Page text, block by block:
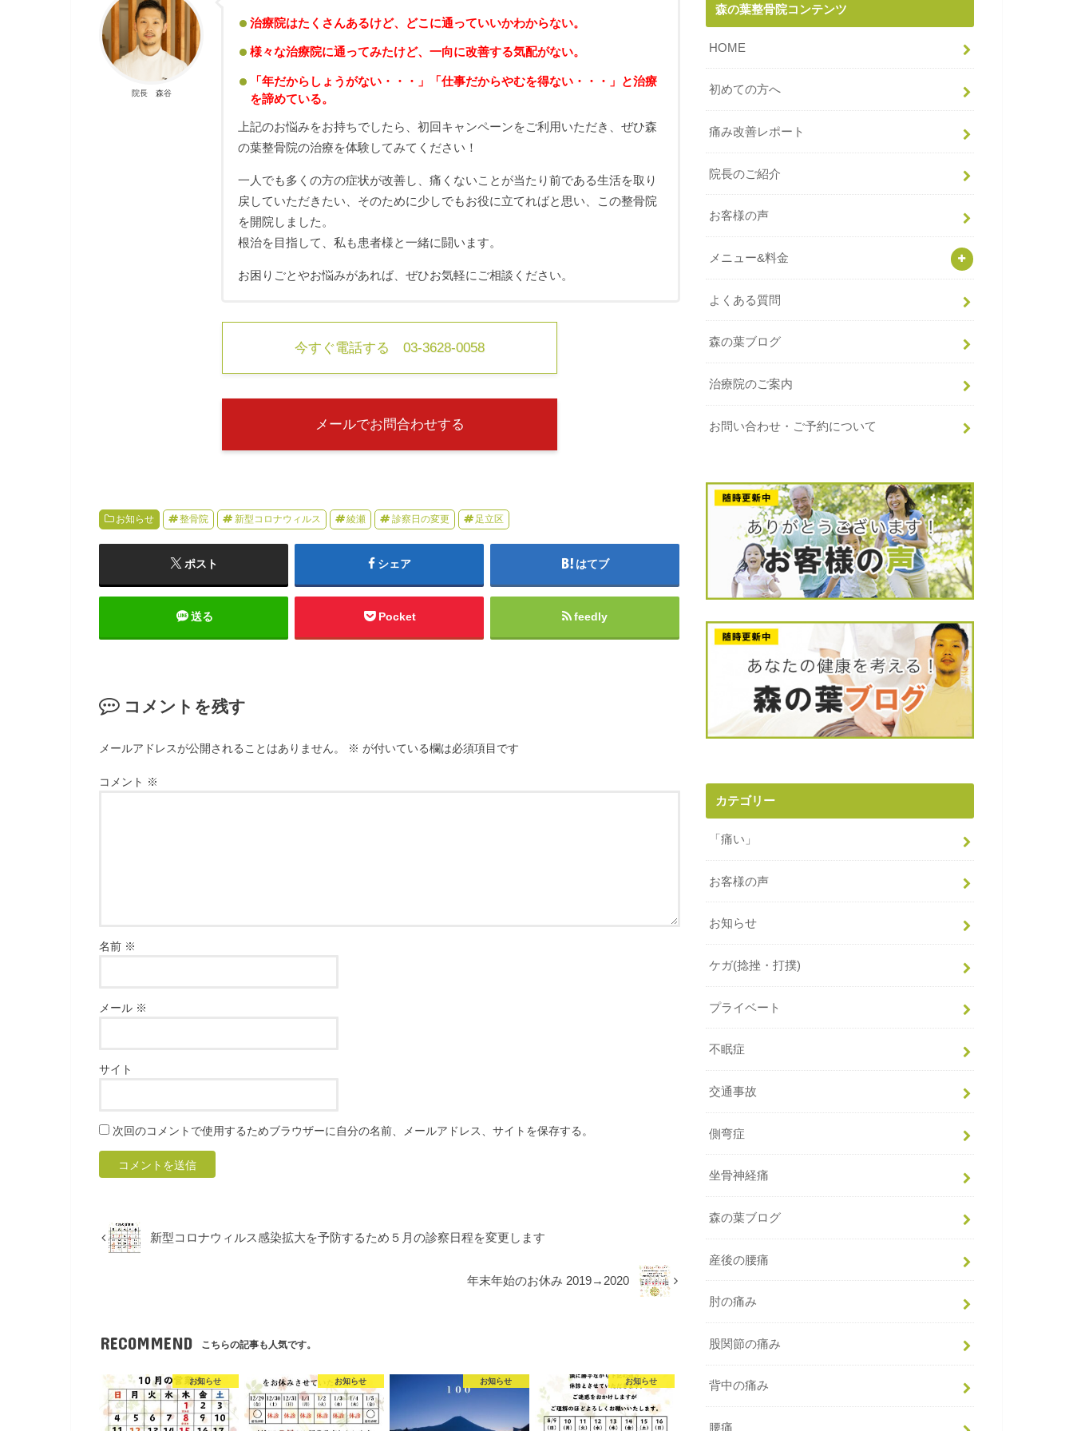
院長 森谷
治療院はたくさんあるけど、どこに通っていいかわからない。
様々な治療院に通ってみたけど、一向に改善する気配がない。
「年だからしょうがない・・・」「仕事だからやむを得ない・・・」と治療
を諦めている。
上記のお悩みをお持ちでしたら、初回キャンペーンをご利用いただき、ぜひ森
の葉整骨院の治療を体験してみてください！
一人でも多くの方の症状が改善し、痛くないことが当たり前である生活を取り
戻していただきたい、そのために少しでもお役に立てればと思い、この整骨院
を開院しました。
根治を目指して、私も患者様と一緒に闘います。
お困りごとやお悩みがあれば、ぜひお気軽にご相談ください。
今すぐ電話する 03-3628-0058
メールでお問合わせする
お知らせ 整骨院 新型コロナウィルス 綾瀬 診察日の変更 足立区
ポスト シェア はてブ
送る Pocket feedly
コメントを残す
メールアドレスが公開されることはありません。 ※ が付いている欄は必須項目です
コメント ※
名前 ※
メール ※
サイト
次回のコメントで使用するためブラウザーに自分の名前、メールアドレス、サイトを保存する。
新型コロナウィルス感染拡大を予防するため５月の診察日程を変更します
年末年始のお休み 2019→2020
RECOMMEND こちらの記事も人気です。
お知らせ お知らせ お知らせ お知らせ
森の葉整骨院コンテンツ
HOME
初めての方へ
痛み改善レポート
院長のご紹介
お客様の声
メニュー&料金
よくある質問
森の葉ブログ
治療院のご案内
お問い合わせ・ご予約について
カテゴリー
「痛い」
お客様の声
お知らせ
ケガ(捻挫・打撲)
プライベート
不眠症
交通事故
側弯症
坐骨神経痛
森の葉ブログ
産後の腰痛
肘の痛み
股関節の痛み
背中の痛み
腰痛